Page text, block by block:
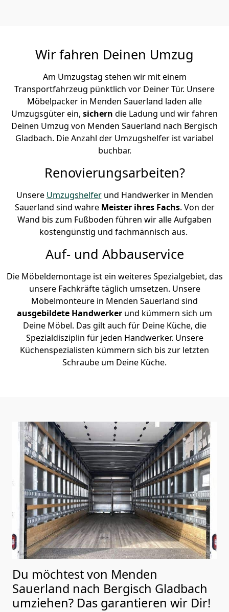
Wir fahren Deinen Umzug
Am Umzugstag stehen wir mit einem
Transportfahrzeug pünktlich vor Deiner Tür. Unsere
Möbelpacker in Menden Sauerland laden alle
Umzugsgüter ein, sichern die Ladung und wir fahren
Deinen Umzug von Menden Sauerland nach Bergisch
Gladbach. Die Anzahl der Umzugshelfer ist variabel
buchbar.
Renovierungsarbeiten?
Unsere Umzugshelferund Handwerker in Menden
Sauerland sind wahre Meister ihres Fachs. Von der
Wand bis zum Fußboden führen wir alle Aufgaben
kostengünstig und fachmännisch aus.
Auf- und Abbauservice
Die Möbeldemontage ist ein weiteres Spezialgebiet, das
unsere Fachkräfte täglich umsetzen. Unsere
Möbelmonteure in Menden Sauerland sind
ausgebildete Handwerker und kümmern sich um
Deine Möbel. Das gilt auch für Deine Küche, die
Spezialdisziplin für jeden Handwerker. Unsere
Küchenspezialisten kümmern sich bis zur letzten
Schraube um Deine Küche.
Du möchtest von Menden
Sauerland nach Bergisch Gladbach
umziehen? Das garantieren wir Dir!